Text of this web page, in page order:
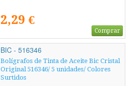
2,29 €
Comprar
BIC - 516346
Bolígrafos de Tinta de Aceite Bic Cristal
Original 516346/ 5 unidades/ Colores
Surtidos